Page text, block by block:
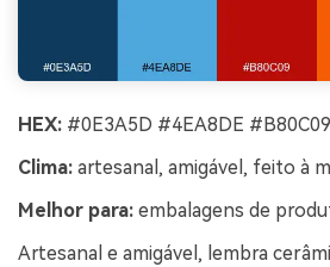
HEX: #0E3A5D #4EA8DE
Clima: artesanal, amigável, feito à
Melhor para: embalagens de
Artesanal e amigável, lembra